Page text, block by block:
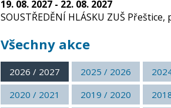
19. 08. 2027 - 22. 08. 2027
SOUSTŘEDĚNÍ HLÁSKU ZUŠ
Všechny akce
2026 / 2027 2025 / 2026
2020 / 2021
2019 / 2020